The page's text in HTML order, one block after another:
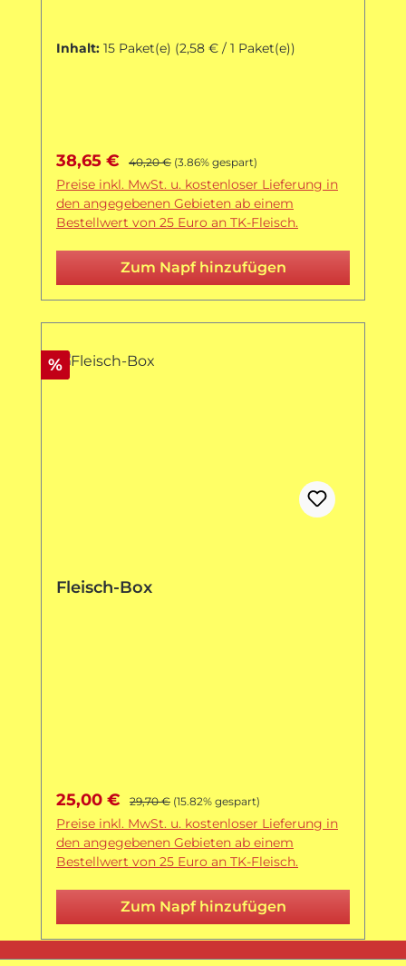
Inhalt: 15 Paket(e) (2,58 € / 1 Paket(e))
Verkaufspreis:
38,65 € Regulärer Preis:
40,20 € (3.86% gespart)
Preise inkl. MwSt. u. kostenloser Lieferung in
den angegebenen Gebieten ab einem
Bestellwert von 25 Euro an TK-Fleisch.
Zum Napf hinzufügen
Rabatt
%
Fleisch-Box
Verkaufspreis:
25,00 € Regulärer Preis:
29,70 € (15.82% gespart)
Preise inkl. MwSt. u. kostenloser Lieferung in
den angegebenen Gebieten ab einem
Bestellwert von 25 Euro an TK-Fleisch.
Zum Napf hinzufügen